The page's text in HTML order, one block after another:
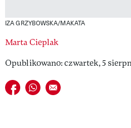
IZA GRZYBOWSKA/MAKATA
Marta Cieplak
Opublikowano: czwartek, 5
Udostępnij na facebook
Udostępnij na whatsapp
E-mail do przyjaciela